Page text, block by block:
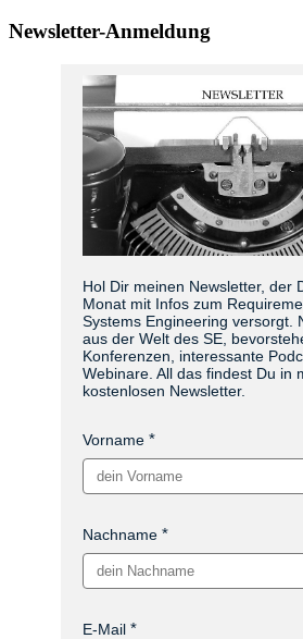
Newsletter-Anmeldung
Hol Dir meinen Newsletter, der
Monat mit Infos zum
Systems Engineering versorgt.
aus der Welt des SE,
Konferenzen, interessante
Webinare. All das findest Du in
kostenlosen Newsletter.
Vorname
Nachname
E-Mail